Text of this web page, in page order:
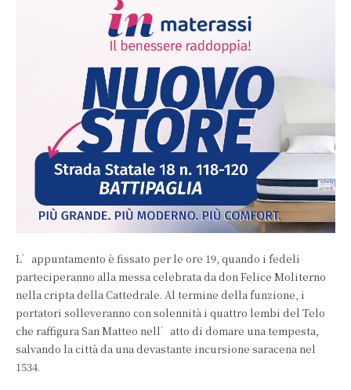
L’appuntamento è fissato per le ore 19, quando i fedeli
parteciperanno alla messa celebrata da don Felice Moliterno
nella cripta della Cattedrale. Al termine della funzione, i
portatori solleveranno con solennità i quattro lembi del Telo
che raffigura San Matteo nell’atto di domare una tempesta,
salvando la città da una devastante incursione saracena nel
1534.